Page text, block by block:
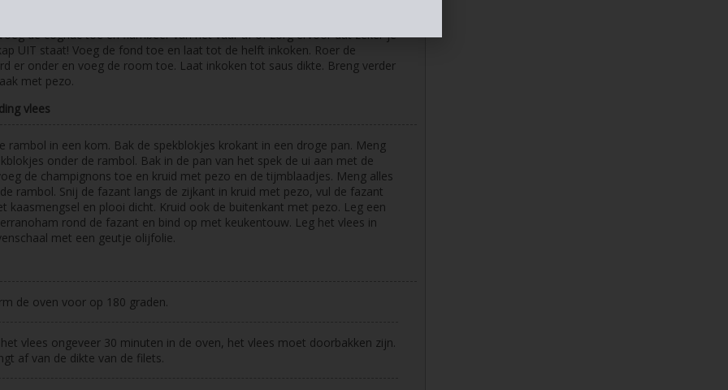
de cognac toe en flambeer van het vuur af of zorg ervoor dat zeker je
UIT staat! Voeg de fond toe en laat tot de helft inkoken. Roer de
er onder en voeg de room toe. Laat inkoken tot saus dikte. Breng verder
met pezo.
vlees
rambol in een kom. Bak de spekblokjes krokant in een droge pan. Meng
onder de rambol. Bak in de pan van het spek de ui aan met de
de champignons toe en kruid met pezo en de tijmblaadjes. Meng alles
rambol. Snij de fazant langs de zijkant in kruid met pezo, vul de fazant
kaasmengsel en plooi dicht. Kruid ook de buitenkant met pezo. Leg een
rond de fazant en bind op met keukentouw. Leg het vlees in
met een geutje olijfolie.
de oven voor op 180 graden.
vlees ongeveer 30 minuten in de oven, het vlees moet doorbakken zijn.
af van de dikte van de filets.